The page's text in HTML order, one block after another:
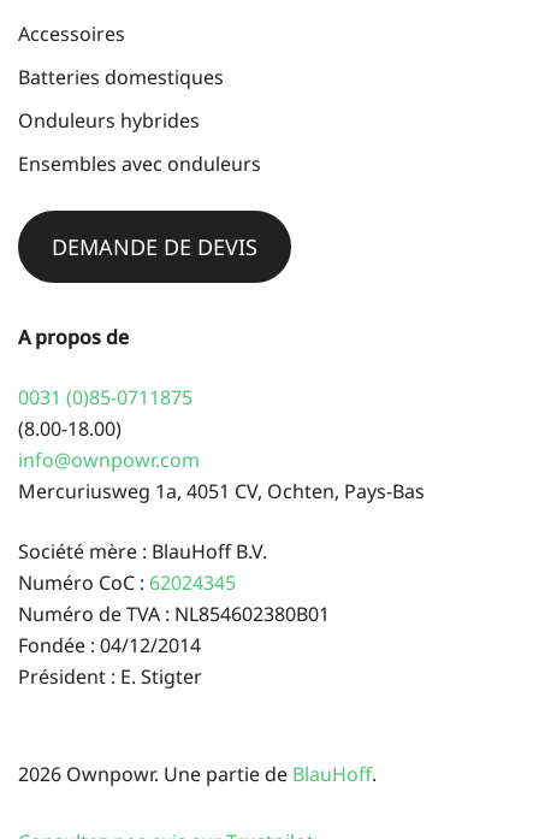
Accessoires
Batteries domestiques
Onduleurs hybrides
Ensembles avec onduleurs
DEMANDE DE DEVIS
A propos de
0031 (0)85-0711875
(8.00-18.00)
info@ownpowr.com
Mercuriusweg 1a, 4051 CV, Ochten, Pays-Bas
Société mère : BlauHoff B.V.
Numéro CoC : 62024345
Numéro de TVA : NL854602380B01
Fondée : 04/12/2014
Président : E. Stigter
2026 Ownpowr. Une partie de BlauHoff.